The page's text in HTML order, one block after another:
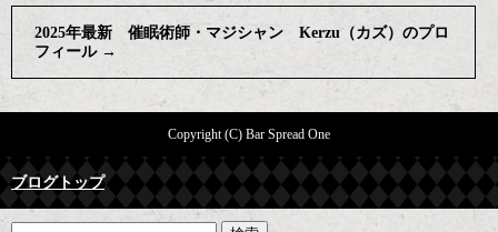
2025年最新 催眠術師・マジシャン Kerzu（カズ）のプロ
フィール →
Copyright (C) Bar Spread One
ブログトップ